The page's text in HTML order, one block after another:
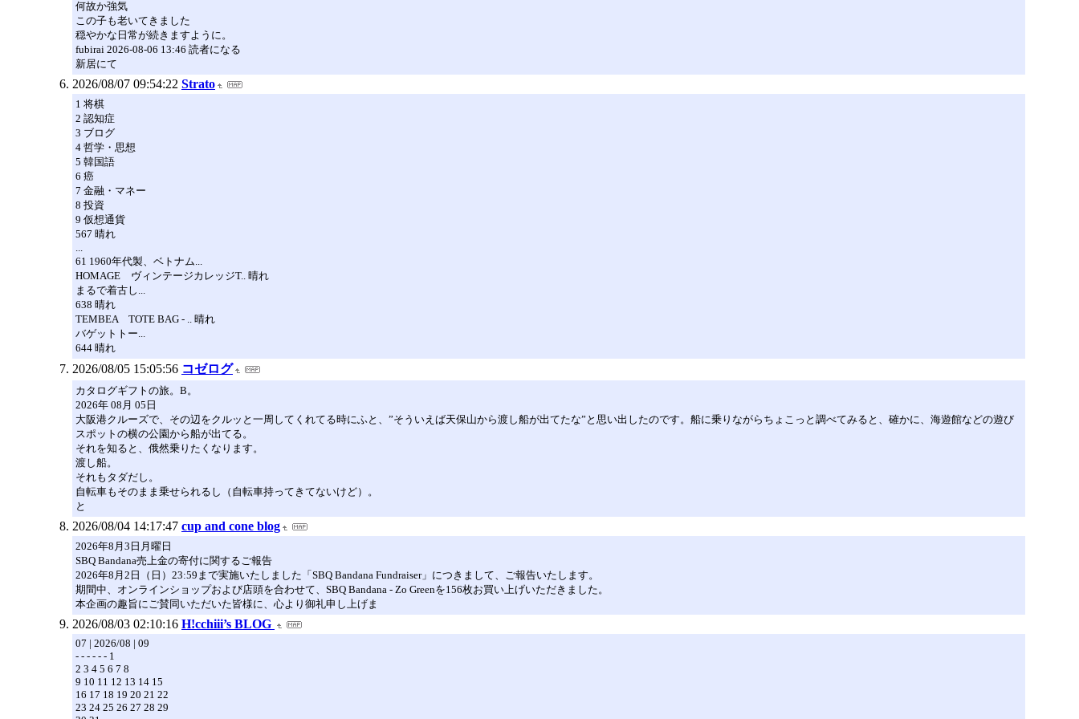
何故か強気
この子も老いてきました
穏やかな日常が続きますように。
fubirai 2026-08-06 13:46 読者になる
新居にて
2026/08/07 09:54:22 Strato
1 将棋
2 認知症
3 ブログ
4 哲学・思想
5 韓国語
6 癌
7 金融・マネー
8 投資
9 仮想通貨
567 晴れ
...
61 1960年代製、ベトナム...
HOMAGE ヴィンテージカレッジT.. 晴れ
まるで着古し...
638 晴れ
TEMBEA TOTE BAG - .. 晴れ
バゲットトー...
644 晴れ
2026/08/05 15:05:56 コゼログ
カタログギフトの旅。B。
2026年 08月 05日
大阪港クルーズで、その辺をクルッと一周してくれてる時にふと、”そういえば天保山から渡し船が出てたな”と思い出したのです。船に乗りながらちょこっと調べてみると、確かに、海遊館などの遊び
スポットの横の公園から船が出てる。
それを知ると、俄然乗りたくなります。
渡し船。
それもタダだし。
自転車もそのまま乗せられるし（自転車持ってきてないけど）。
と
2026/08/04 14:17:47 cup and cone blog
2026年8月3日月曜日
SBQ Bandana売上金の寄付に関するご報告
2026年8月2日（日）23:59まで実施いたしました「SBQ Bandana Fundraiser」につきまして、ご報告いたします。
期間中、オンラインショップおよび店頭を合わせて、SBQ Bandana - Zo Greenを156枚お買い上げいただきました。
本企画の趣旨にご賛同いただいた皆様に、心より御礼申し上げま
2026/08/03 02:10:16 H!cchiii’s BLOG
07 | 2026/08 | 09
- - - - - - 1
2 3 4 5 6 7 8
9 10 11 12 13 14 15
16 17 18 19 20 21 22
23 24 25 26 27 28 29